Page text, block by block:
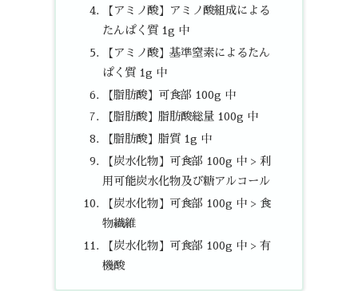
【アミノ酸】アミノ酸組成による
たんぱく質 1g 中
【アミノ酸】基準窒素によるたん
ぱく質 1g 中
【脂肪酸】可食部 100g 中
【脂肪酸】脂肪酸総量 100g 中
【脂肪酸】脂質 1g 中
【炭水化物】可食部 100g 中 > 利
用可能炭水化物及び糖アルコール
【炭水化物】可食部 100g 中 > 食
物繊維
【炭水化物】可食部 100g 中 > 有
機酸